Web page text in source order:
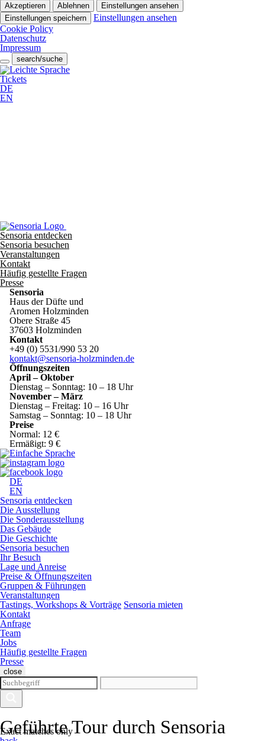
Akzeptieren Ablehnen
Einstellungen ansehen
Einstellungen speichern
Einstellungen ansehen
Cookie Policy
Datenschutz
Impressum
search/suche
Tickets
DE
EN
Sensoria entdecken
Sensoria besuchen
Veranstaltungen
Kontakt
Häufig gestellte Fragen
Presse
Sensoria
Haus der Düfte und
Aromen Holzminden
Obere Straße 45
37603 Holzminden
Kontakt
+49 (0) 5531/990 53 20
kontakt@sensoria-holzminden.de
Öffnungszeiten
April – Oktober
Dienstag – Sonntag: 10 – 18 Uhr
November – März
Dienstag – Freitag: 10 – 16 Uhr
Samstag – Sonntag: 10 – 18 Uhr
Preise
Normal: 12 €
Ermäßigt: 9 €
DE
EN
Sensoria entdecken
Die Ausstellung
Die Sonderausstellung
Das Gebäude
Die Geschichte
Sensoria besuchen
Ihr Besuch
Lage und Anreise
Preise & Öffnungszeiten
Gruppen & Führungen
Veranstaltungen
Tastings, Workshops & Vorträge Sensoria mieten
Kontakt
Anfrage
Team
Jobs
Häufig gestellte Fragen
Presse
close
Exact matches only
Geführte Tour durch Sensoria